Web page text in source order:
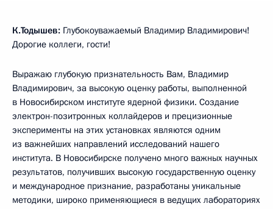
К.Тодышев: Глубокоуважаемый Владимир Владимирович!
Дорогие коллеги, гости!
Выражаю глубокую признательность Вам, Владимир
Владимирович, за высокую оценку работы, выполненной
в Новосибирском институте ядерной физики. Создание
электрон-позитронных коллайдеров и прецизионные
эксперименты на этих установках являются одним
из важнейших направлений исследований нашего
института. В Новосибирске получено много важных научных
результатов, получивших высокую государственную оценку
и международное признание, разработаны уникальные
методики, широко применяющиеся в ведущих лабораториях